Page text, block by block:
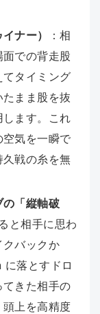
ナー）
：相
での背走股
タイミング
まま股を抜
します。これ
気を一瞬で
戦の糸を無
の「縦軸破
と相手に思わ
バックか
落とすドロ
きた相手の
上を高精度